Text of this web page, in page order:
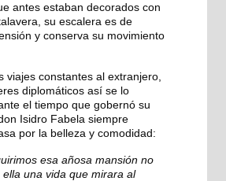
antes estaban decorados con
su escalera es de
y conserva su movimiento
viajes constantes al extranjero,
diplomáticos así se lo
el tiempo que gobernó su
Isidro Fabela siempre
por la belleza y comodidad:
esa añosa mansión no
una vida que mirara al